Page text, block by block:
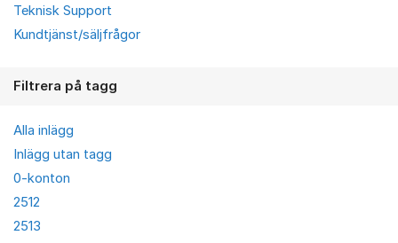
Teknisk Support
Kundtjänst/säljfrågor
Filtrera på tagg
Alla inlägg
Inlägg utan tagg
0-konton
2512
2513